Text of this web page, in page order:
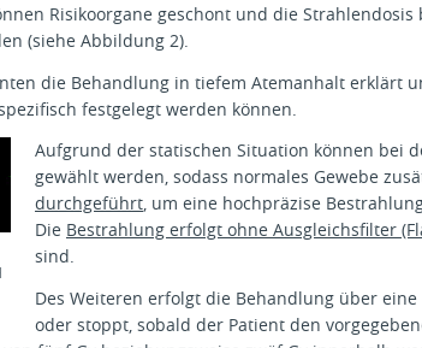
Risikoorgane geschont und die
(siehe Abbildung 2).
die Behandlung in tiefem Atemanhalt erklärt
festgelegt werden können.
Aufgrund der statischen Situation können bei
gewählt werden, sodass normales Gewebe
durchgeführt, um eine hochpräzise
Die Bestrahlung erfolgt ohne Ausgleichsfilter
sind.
Des Weiteren erfolgt die Behandlung über
oder stoppt, sobald der Patient den